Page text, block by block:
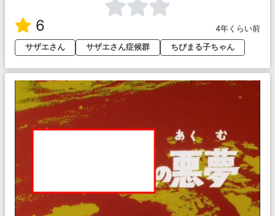
6
4年くらい前
サザエさん
サザエさん症候群 ちびまる子ちゃん